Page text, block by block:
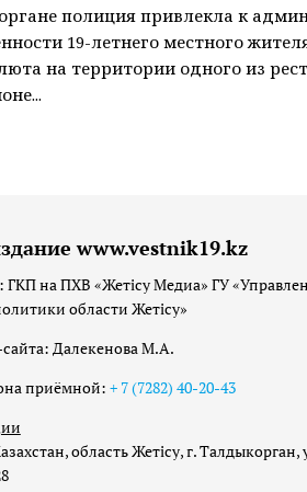
полиция привлекла к
19-летнего местного
на территории одного из
www.vestnik19.kz
ГКП на ПХВ «Жетісу Медиа» ГУ
области Жетісу»
сайта: Далекенова М.А.
приёмной: + 7 (7282) 40-20-43
область Жетісу, г. Талдыкорган,